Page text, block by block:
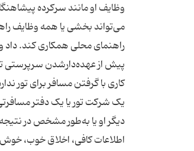
وظایف او مانند سرکرده
می‌تواند بخشی یا همه وظایف
پیش از عهده‌دار‌شدن سرپرستی
یک شرکت تور یا یک دفتر
دیگر او یا به‌طور مشخص در